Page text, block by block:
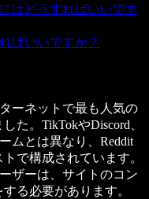
はどうすればいいです
ばいいですか？
ーネットで最も人気の
た。TikTokやDiscord、
ムとは異なり、Reddit
で構成されています。
ザーは、サイトのコン
る必要があります。